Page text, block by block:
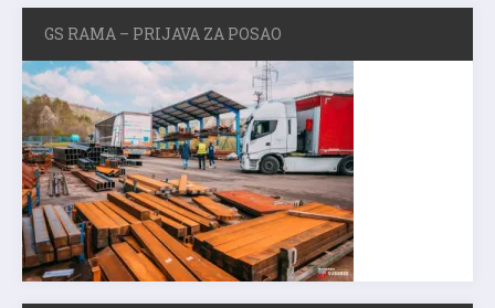
GS RAMA – PRIJAVA ZA POSAO